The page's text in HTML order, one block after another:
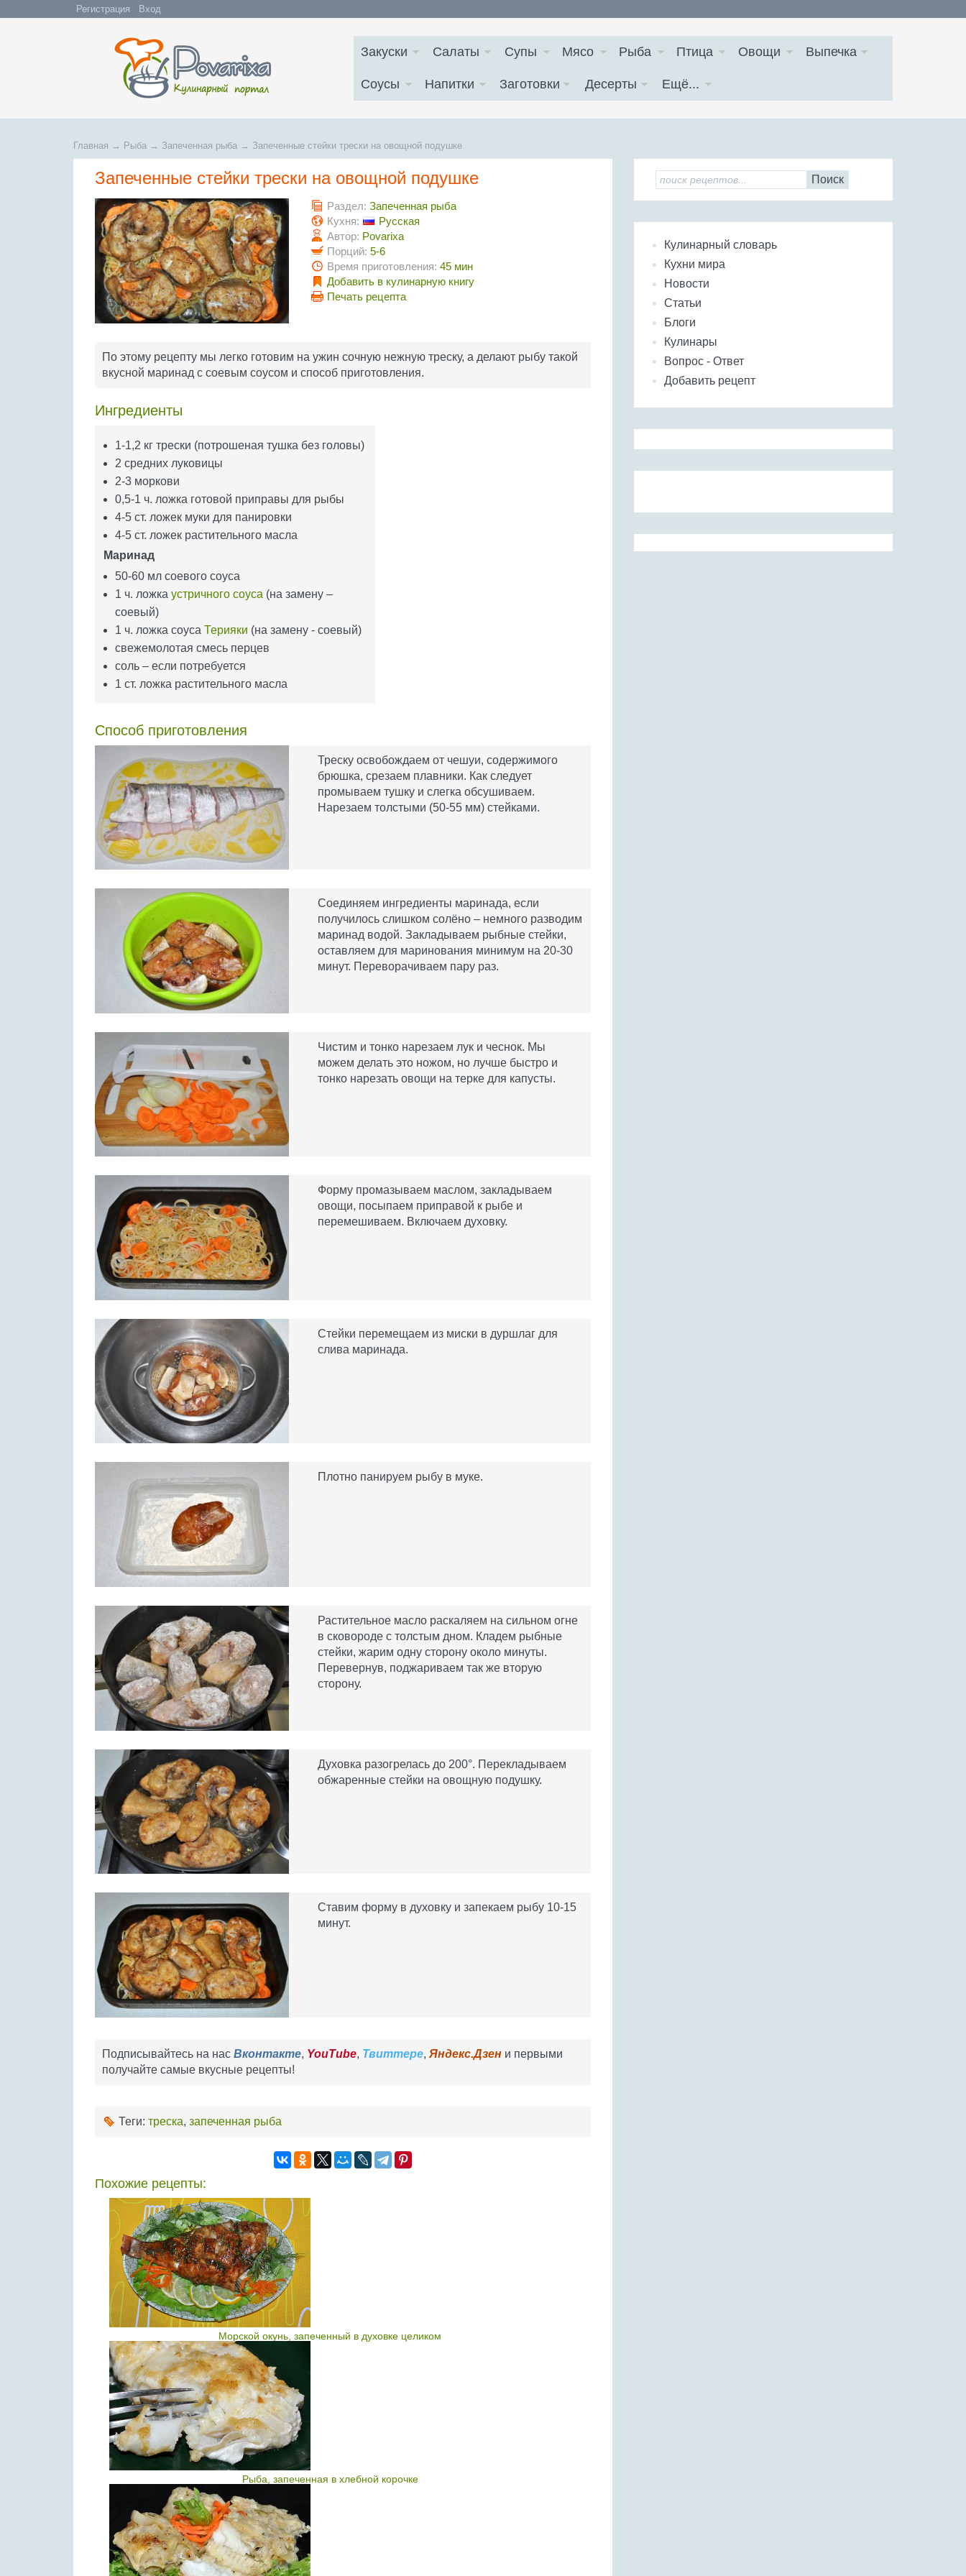
Регистрация Вход
Закуски Салаты Супы Мясо Рыба Птица Овощи Выпечка
Соусы Напитки Заготовки Десерты Ещё...
Главная → Рыба → Запеченная рыба → Запеченные стейки трески на овощной подушке
Запеченные стейки трески на овощной подушке
Раздел: Запеченная рыба
Кухня:
Русская
Автор: Povarixa
Порций: 5-6
Время приготовления: 45 мин
Добавить в кулинарную книгу
Печать рецепта
По этому рецепту мы легко готовим на ужин сочную нежную треску, а делают рыбу такой
вкусной маринад с соевым соусом и способ приготовления.
Ингредиенты
1-1,2 кг трески (потрошеная тушка без головы)
2 средних луковицы
2-3 моркови
0,5-1 ч. ложка готовой приправы для рыбы
4-5 ст. ложек муки для панировки
4-5 ст. ложек растительного масла
Маринад
50-60 мл соевого соуса
1 ч. ложка устричного соуса (на замену –
соевый)
1 ч. ложка соуса Терияки (на замену - соевый)
свежемолотая смесь перцев
соль – если потребуется
1 ст. ложка растительного масла
Способ приготовления
Треску освобождаем от чешуи, содержимого
брюшка, срезаем плавники. Как следует
промываем тушку и слегка обсушиваем.
Нарезаем толстыми (50-55 мм) стейками.
Соединяем ингредиенты маринада, если
получилось слишком солёно – немного разводим
маринад водой. Закладываем рыбные стейки,
оставляем для маринования минимум на 20-30
минут. Переворачиваем пару раз.
Чистим и тонко нарезаем лук и чеснок. Мы
можем делать это ножом, но лучше быстро и
тонко нарезать овощи на терке для капусты.
Форму промазываем маслом, закладываем
овощи, посыпаем приправой к рыбе и
перемешиваем. Включаем духовку.
Стейки перемещаем из миски в дуршлаг для
слива маринада.
Плотно панируем рыбу в муке.
Растительное масло раскаляем на сильном огне
в сковороде с толстым дном. Кладем рыбные
стейки, жарим одну сторону около минуты.
Перевернув, поджариваем так же вторую
сторону.
Духовка разогрелась до 200°. Перекладываем
обжаренные стейки на овощную подушку.
Ставим форму в духовку и запекаем рыбу 10-15
минут.
Подписывайтесь на нас Вконтакте, YouTube, Твиттере, Яндекс.Дзен и первыми
получайте самые вкусные рецепты!
Теги: треска, запеченная рыба
Похожие рецепты:
Морской окунь, запеченный в духовке целиком
Рыба, запеченная в хлебной корочке
Поиск
Кулинарный словарь
Кухни мира
Новости
Статьи
Блоги
Кулинары
Вопрос - Ответ
Добавить рецепт